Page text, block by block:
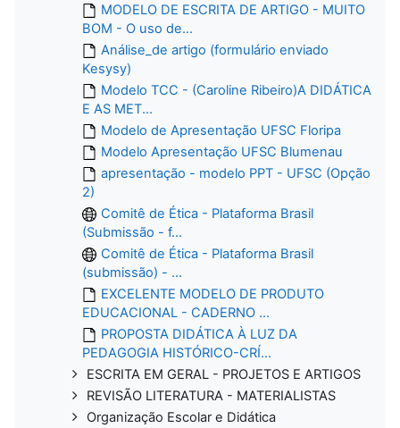
MODELO DE ESCRITA DE ARTIGO - MUITO
BOM - O uso de...
Análise_de artigo (formulário enviado
Kesysy)
Modelo TCC - (Caroline Ribeiro)A DIDÁTICA
E AS MET...
Modelo de Apresentação UFSC Floripa
Modelo Apresentação UFSC Blumenau
apresentação - modelo PPT - UFSC (Opção
2)
Comitê de Ética - Plataforma Brasil
(Submissão - f...
Comitê de Ética - Plataforma Brasil
(submissão) - ...
EXCELENTE MODELO DE PRODUTO
EDUCACIONAL - CADERNO ...
PROPOSTA DIDÁTICA À LUZ DA
PEDAGOGIA HISTÓRICO-CRÍ...
ESCRITA EM GERAL - PROJETOS E ARTIGOS
REVISÃO LITERATURA - MATERIALISTAS
Organização Escolar e Didática